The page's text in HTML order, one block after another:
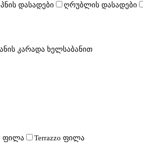
დასადები ღრუბლის დასადები
კარადა ხელსაბანით
ფილა
Terrazzo ფილა